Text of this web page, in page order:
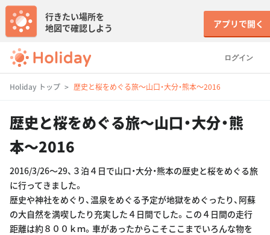
ログイン
行きたい場所を
地図で確認しよう
アプリで開く
Holiday トップ 歴史と桜をめぐる旅〜山口・大分・熊本〜2016
歴史と桜をめぐる旅〜山口・大分・熊
本〜2016
2016/3/26〜29、３泊４日で山口・大分・熊本の歴史と桜をめぐる旅
に行ってきました。
歴史や神社をめぐり、温泉をめぐる予定が地獄をめぐったり、阿蘇
の大自然を満喫したり充実した４日間でした。この４日間の走行
距離は約８００ｋｍ。車があったからこそここまでいろんな物を